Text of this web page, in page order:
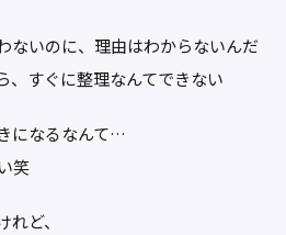
ないのに、理由はわからないんだ
、すぐに整理なんてできない
になるなんて…
笑
ど、